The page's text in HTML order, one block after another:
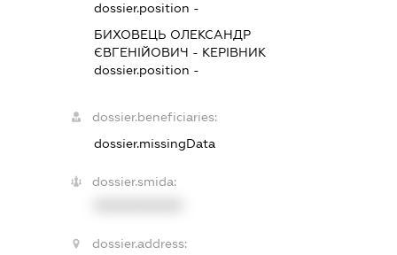
dossier.position -
БИХОВЕЦЬ ОЛЕКСАНДР
ЄВГЕНІЙОВИЧ - КЕРІВНИК
dossier.position -
dossier.beneficiaries:
dossier.missingData
dossier.smida:
dossier.address: